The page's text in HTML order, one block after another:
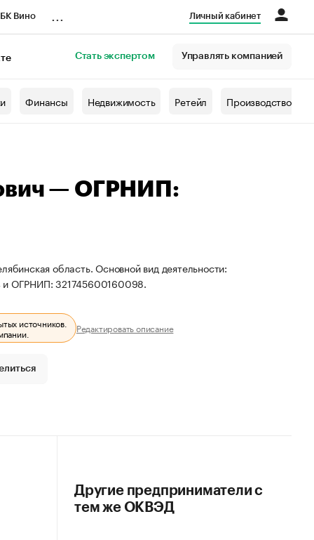
Вино Личный кабинет
Стать экспертом Управлять компанией
Финансы Недвижимость Ретейл Производство
— ОГРНИП:
область. Основной вид деятельности:
и ОГРНИП: 321745600160098.
источников.
Редактировать описание
Другие предприниматели с
тем же ОКВЭД